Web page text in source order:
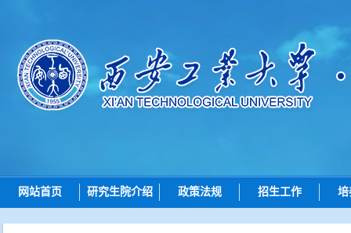
网站首页 研究生院介绍
研究生院简介
政策法规
总则
招生工作
招生动态
培